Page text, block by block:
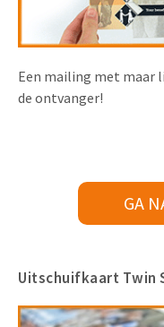
Een mailing met maar
de ontvanger!
GA
Uitschuifkaart Twin